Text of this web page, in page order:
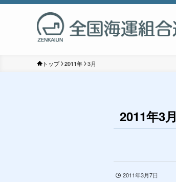
トップ 2011年 3月
2011年3月
2011年3月7日